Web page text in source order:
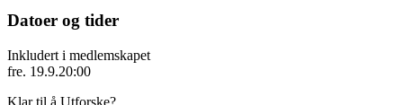
Datoer og tider
Inkludert i medlemskapet
fre. 19.9.20:00
Klar til å Utforske?